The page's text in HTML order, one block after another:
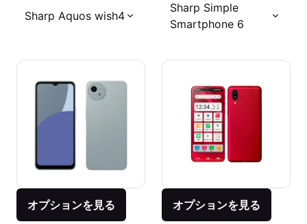
Sharp Aquos wish4
Sharp Simple
Smartphone 6
オプションを見る オプションを見る